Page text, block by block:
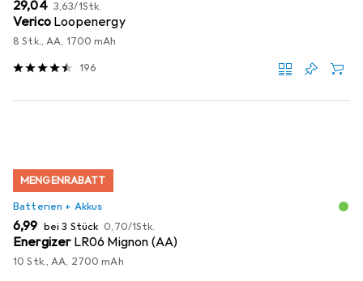
EUR
29,04 3,63/1Stk.
Verico Loopenergy
8 Stk., AA, 1700 mAh
196
MENGENRABATT
Batterien + Akkus
EUR
6,99 bei 3 Stück EUR
0,70/1Stk.
Energizer LR06 Mignon (AA)
10 Stk., AA, 2700 mAh